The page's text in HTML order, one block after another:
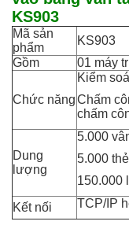
KS903
Mã sản
phẩm
KS903
Gồm
01 máy
Chức năng
Kiểm
Chấm
chấm
Dung
lượng
5.000
5.000
150.000
Kết nối
TCP/IP